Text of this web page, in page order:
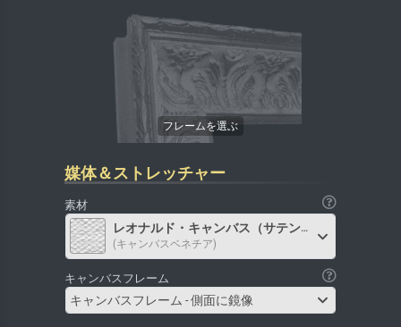
媒体＆ストレッチャー
素材
レオナルド・キャンバス（サテン）
(キャンバスベネチア)
キャンバスフレーム
キャンバスフレーム - 側面に鏡像